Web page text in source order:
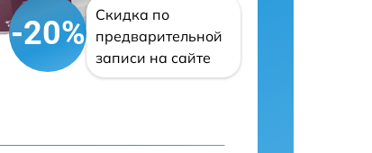
-20%
Скидка по
предварительной
записи на сайте